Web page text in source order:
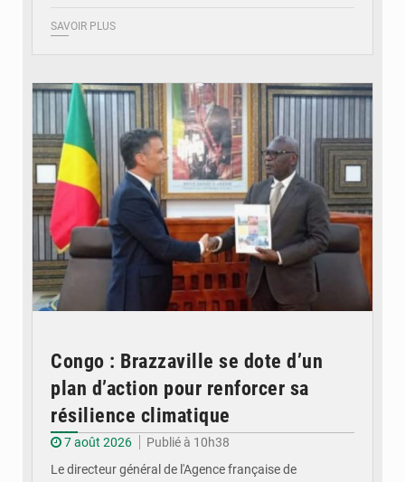
SAVOIR PLUS
Congo : Brazzaville se dote d’un
plan d’action pour renforcer sa
résilience climatique
7 août 2026
Publié à 10h38
Le directeur général de l'Agence française de